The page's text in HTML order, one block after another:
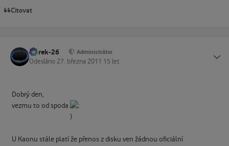
Citovat
Marek-26 Administrátor
Odesláno 27. března 2011 15 let
Dobrý den,
vezmu to od spoda
U Kaonu stále platí že přenos z disku ven žádnou oficiální